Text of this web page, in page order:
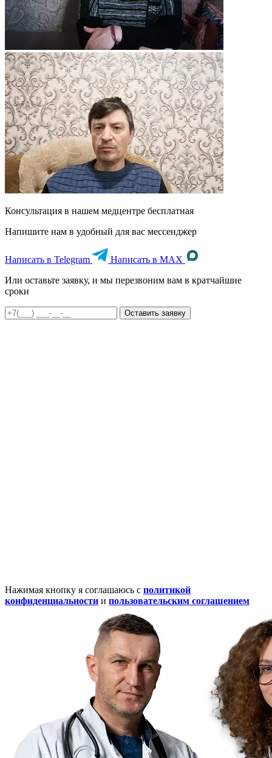
Консультация в нашем медцентре бесплатная
Напишите нам в удобный для вас мессенджер
Написать в Telegram
Написать в MAX
Или оставьте заявку, и мы перезвоним вам в кратчайшие
сроки
Оставить заявку
Нажимая кнопку я соглашаюсь с политикой
конфиденциальности и пользовательским соглашением